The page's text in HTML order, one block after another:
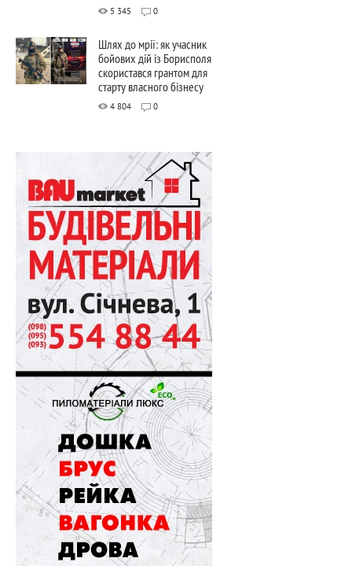
5 345 0
Шлях до мрії: як учасник
бойових дій із Борисполя
скористався грантом для
старту власного бізнесу
4 804 0